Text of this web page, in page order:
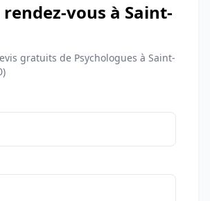
vous à Saint-
gratuits de Psychologues à Saint-